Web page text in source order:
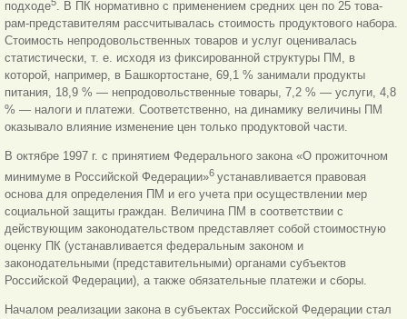
подходе . В ПК нормативно с применением средних цен по 25 това-
рам-представителям рассчитывалась стоимость продуктового набора.
Стоимость непродовольственных товаров и услуг оценивалась
статистически, т. е. исходя из фиксированной структуры ПМ, в
которой, например, в Башкортостане, 69,1 % занимали продукты
питания, 18,9 % — непродовольственные товары, 7,2 % — услуги, 4,8
% — налоги и платежи. Соответственно, на динамику величины ПМ
оказывало влияние изменение цен только продуктовой части.
В октябре 1997 г. с принятием Федерального закона «О прожиточном
минимуме в Российской Федерации»6 устанавливается правовая
основа для определения ПМ и его учета при осуществлении мер
социальной защиты граждан. Величина ПМ в соответствии с
действующим законодательством представляет собой стоимостную
оценку ПК (устанавливается федеральным законом и
законодательными (представительными) органами субъектов
Российской Федерации), а также обязательные платежи и сборы.
Началом реализации закона в субъектах Российской Федерации стал